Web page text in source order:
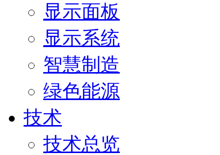
显示面板
显示系统
智慧制造
绿色能源
技术
技术总览